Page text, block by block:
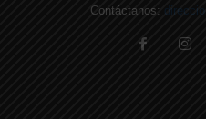
Contáctanos: